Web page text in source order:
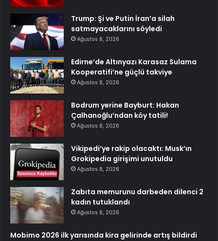
Trump: Şi ve Putin İran’a silah
satmayacaklarını söyledi
Ağustos 8, 2026
Edirne’de Altınyazı Karasaz Sulama
Kooperatifi’ne güçlü takviye
Ağustos 8, 2026
Bodrum yerine Bayburt: Hakan
Çalhanoğlu’ndan köy tatili!
Ağustos 8, 2026
Vikipedi’ye rakip olacaktı: Musk’ın
Grokipedia girişimi unutuldu
Ağustos 8, 2026
Zabıta memurunu darbeden dilenci 2
kadın tutuklandı
Ağustos 8, 2026
Mobimo 2026 ilk yarısında kira gelirinde artış bildirdi